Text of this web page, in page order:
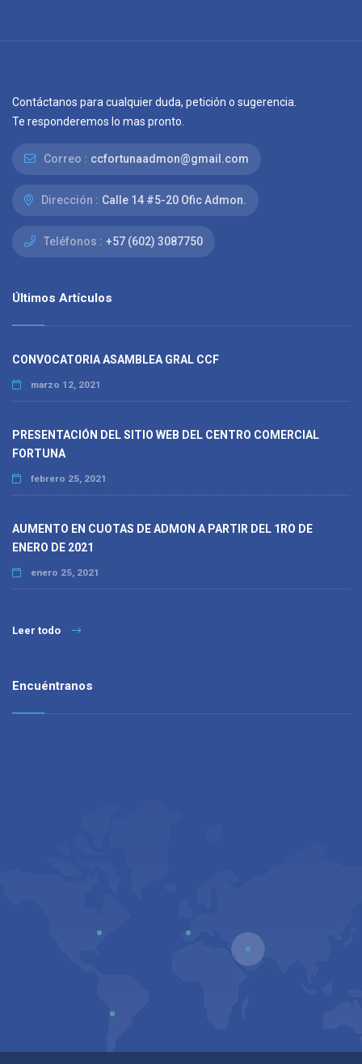
Contáctanos para cualquier duda, petición o sugerencia.
Te responderemos lo mas pronto.
Correo : ccfortunaadmon@gmail.com
Dirección : Calle 14 #5-20 Ofic Admon.
Teléfonos : +57 (602) 3087750
Últimos Artículos
CONVOCATORIA ASAMBLEA GRAL CCF
marzo 12, 2021
PRESENTACIÓN DEL SITIO WEB DEL CENTRO COMERCIAL
FORTUNA
febrero 25, 2021
AUMENTO EN CUOTAS DE ADMON A PARTIR DEL 1RO DE
ENERO DE 2021
enero 25, 2021
Leer todo
Encuéntranos